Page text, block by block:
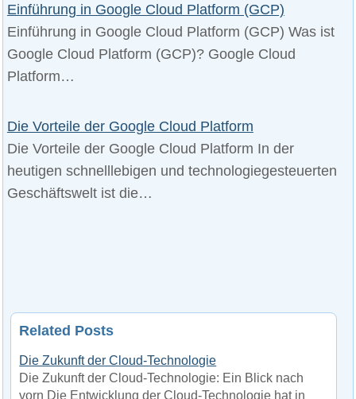
Einführung in Google Cloud Platform (GCP)
Einführung in Google Cloud Platform (GCP) Was ist
Google Cloud Platform (GCP)? Google Cloud
Platform…
Die Vorteile der Google Cloud Platform
Die Vorteile der Google Cloud Platform In der
heutigen schnelllebigen und technologiegesteuerten
Geschäftswelt ist die…
Related Posts
Die Zukunft der Cloud-Technologie
Die Zukunft der Cloud-Technologie: Ein Blick nach
vorn Die Entwicklung der Cloud-Technologie hat in